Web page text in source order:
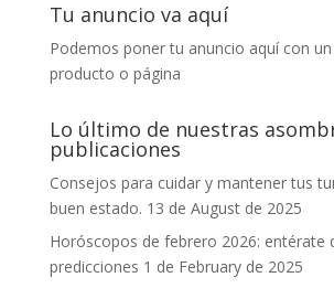
Tu anuncio va aquí
Podemos poner tu anuncio aquí con
producto o página
Lo último de nuestras
publicaciones
Consejos para cuidar y mantener tus
buen estado. 13 de August de 2025
Horóscopos de febrero 2026: entérate
predicciones 1 de February de 2025